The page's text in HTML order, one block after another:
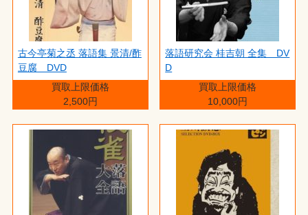
古今亭菊之丞 落語集 景清/酢
豆腐 DVD
買取上限価格
2,500円
落語研究会 桂吉朝 全集 DV
D
買取上限価格
10,000円